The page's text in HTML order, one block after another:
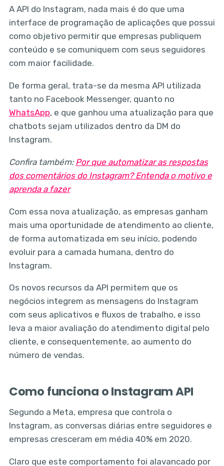
A API do Instagram, nada mais é do que uma
interface de programação de aplicações que possui
como objetivo permitir que empresas publiquem
conteúdo e se comuniquem com seus seguidores
com maior facilidade.
De forma geral, trata-se da mesma API utilizada
tanto no Facebook Messenger, quanto no
WhatsApp, e que ganhou uma atualização para que
chatbots sejam utilizados dentro da DM do
Instagram.
Confira também: Por que automatizar as respostas
dos comentários do Instagram? Entenda o motivo e
aprenda a fazer
Com essa nova atualização, as empresas ganham
mais uma oportunidade de atendimento ao cliente,
de forma automatizada em seu início, podendo
evoluir para a camada humana, dentro do
Instagram.
Os novos recursos da API permitem que os
negócios integrem as mensagens do Instagram
com seus aplicativos e fluxos de trabalho, e isso
leva a maior avaliação do atendimento digital pelo
cliente, e consequentemente, ao aumento do
número de vendas.
Como funciona o Instagram API
Segundo a Meta, empresa que controla o
Instagram, as conversas diárias entre seguidores e
empresas cresceram em média 40% em 2020.
Claro que este comportamento foi alavancado por